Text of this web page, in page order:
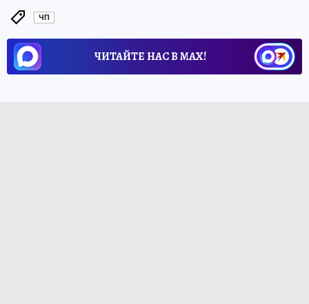
ЧП
ЧИТАЙТЕ НАС В МАХ!